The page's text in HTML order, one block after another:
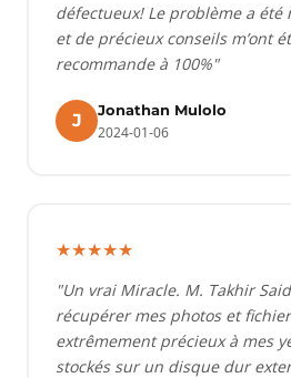
défectueux! Le problème a
et de précieux conseils m’ont
recommande à 100%"
J
Jonathan Mulolo
2024-01-06
★★★★★
"Un vrai Miracle. M. Takhir
récupérer mes photos et
extrêmement précieux à mes
stockés sur un disque dur